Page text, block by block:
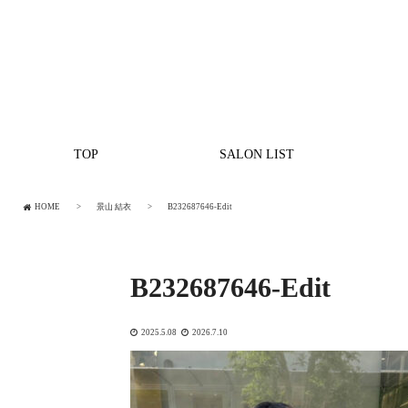
TOP SALON LIST
HOME 景山 結衣 B232687646-Edit
B232687646-Edit
2025.5.08 2026.7.10